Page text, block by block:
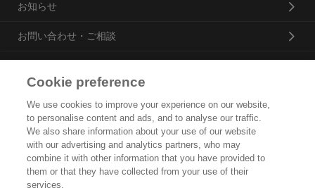
お知らせ
お問い合わせ・ご相談
トップ
企業概要・沿革
製品カタログ
Cookie preference
We use cookies to improve your experience on our website,
to personalise content and ads, and to analyse our traffic.
We also share information about your use of our website
with our advertising and analytics partners, who may
combine it with other information that you have provided to
them or that they have collected from your use of their
services.